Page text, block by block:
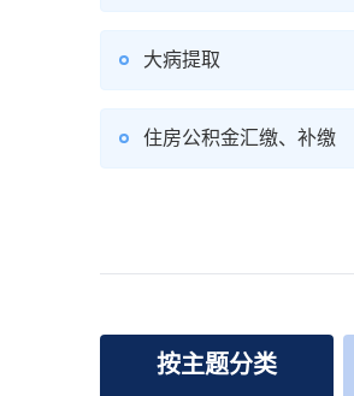
大病提取
住房公积金汇缴、补缴
按主题分类